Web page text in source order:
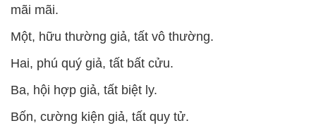
mãi mãi.
Một, hữu thường giả, tất vô thường.
Hai, phú quý giả, tất bất cửu.
Ba, hội hợp giả, tất biệt ly.
Bốn, cường kiện giả, tất quy tử.